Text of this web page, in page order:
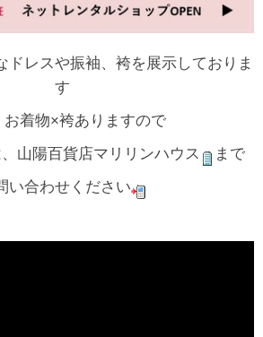
ドレスや振袖、袴を展示しておりま
す
お着物×袴ありますので
山陽百貨店マリリンハウス
まで
い合わせください